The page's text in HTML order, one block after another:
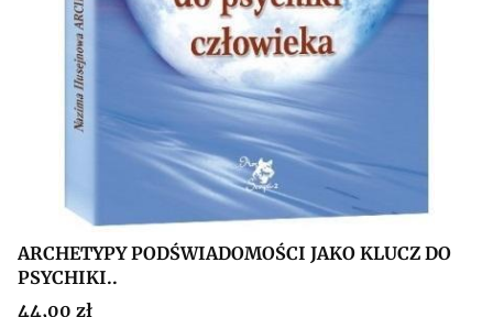
ARCHETYPY PODŚWIADOMOŚCI JAKO KLUCZ DO
PSYCHIKI..
Cena
44,00 zł